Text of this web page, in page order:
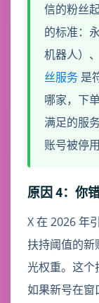
信的粉丝
的标准：
机器人）
丝服务 是
哪家，下
满足的服
账号被停
原因 4：你
X 在 2026 年
扶持阈值的新
光权重。这
如果新号在窗